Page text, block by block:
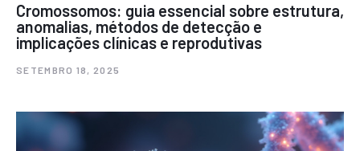
Cromossomos: guia essencial sobre estrutura,
anomalias, métodos de detecção e
implicações clínicas e reprodutivas
SETEMBRO 18, 2025